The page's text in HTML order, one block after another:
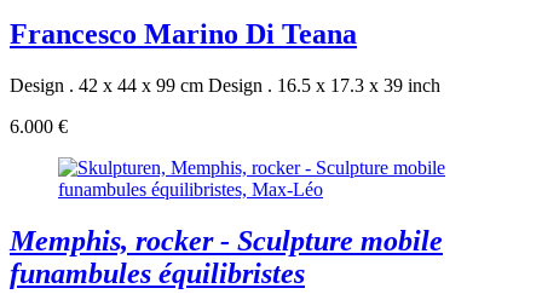
Francesco Marino Di Teana
Design . 42 x 44 x 99 cm Design . 16.5 x 17.3 x 39 inch
6.000 €
Memphis, rocker - Sculpture mobile
funambules équilibristes